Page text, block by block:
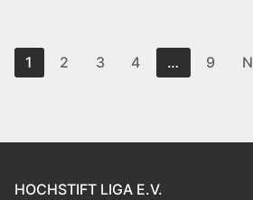
Seitennummerierung
der
1 2 3 4 … 9
HOCHSTIFT LIGA E.V.